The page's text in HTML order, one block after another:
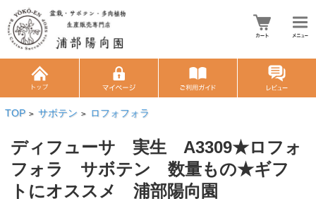
TOP > サボテン > ロフォフォラ
ディフューサ 実生 A3309★ロフォ
フォラ サボテン 数量もの★ギフ
トにオススメ 浦部陽向園